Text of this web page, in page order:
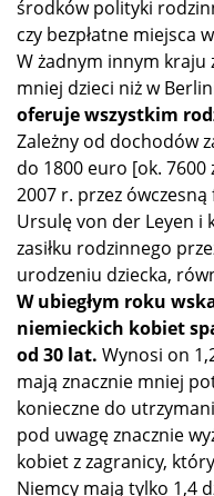
środków polityki
czy bezpłatne miejsca
W żadnym innym kraju
mniej dzieci niż w
oferuje wszystkim
Zależny od dochodów
do 1800 euro [ok. 7600
2007 r. przez
Ursulę von der Leyen
zasiłku rodzinnego
urodzeniu dziecka,
W ubiegłym roku
niemieckich kobiet
od 30 lat. Wynosi on
mają znacznie mniej
konieczne do
pod uwagę znacznie
kobiet z zagranicy,
Niemcy mają tylko 1,4